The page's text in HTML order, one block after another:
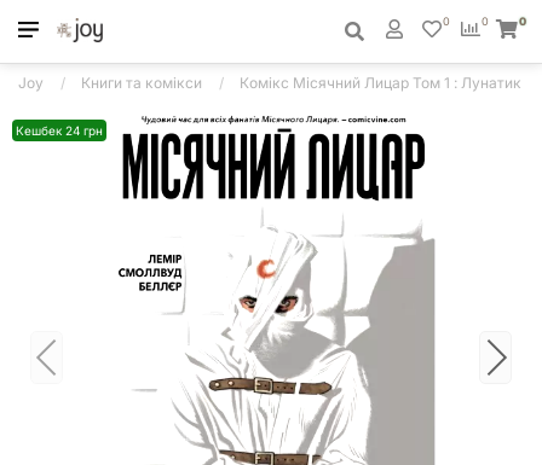
0
0 0
Joy Книги та комікси Комікс Місячний Лицар Том 1 : Лунатик
Кешбек 24 грн